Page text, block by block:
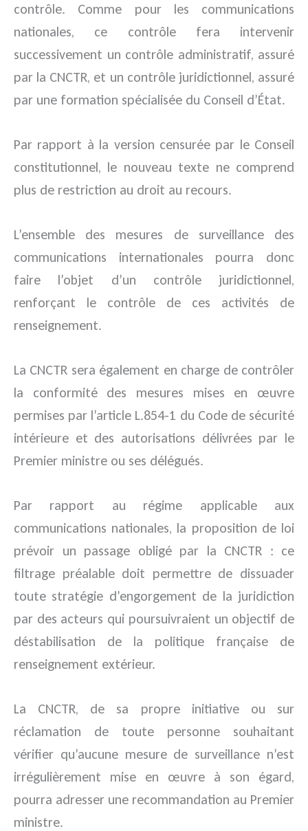
contrôle. Comme pour les communications
nationales, ce contrôle fera intervenir
successivement un contrôle administratif, assuré
par la CNCTR, et un contrôle juridictionnel, assuré
par une formation spécialisée du Conseil d’État.
Par rapport à la version censurée par le Conseil
constitutionnel, le nouveau texte ne comprend
plus de restriction au droit au recours.
L’ensemble des mesures de surveillance des
communications internationales pourra donc
faire l’objet d’un contrôle juridictionnel,
renforçant le contrôle de ces activités de
renseignement.
La CNCTR sera également en charge de contrôler
la conformité des mesures mises en œuvre
permises par l’article L.854-1 du Code de sécurité
intérieure et des autorisations délivrées par le
Premier ministre ou ses délégués.
Par rapport au régime applicable aux
communications nationales, la proposition de loi
prévoir un passage obligé par la CNCTR : ce
filtrage préalable doit permettre de dissuader
toute stratégie d’engorgement de la juridiction
par des acteurs qui poursuivraient un objectif de
déstabilisation de la politique française de
renseignement extérieur.
La CNCTR, de sa propre initiative ou sur
réclamation de toute personne souhaitant
vérifier qu’aucune mesure de surveillance n’est
irrégulièrement mise en œuvre à son égard,
pourra adresser une recommandation au Premier
ministre.